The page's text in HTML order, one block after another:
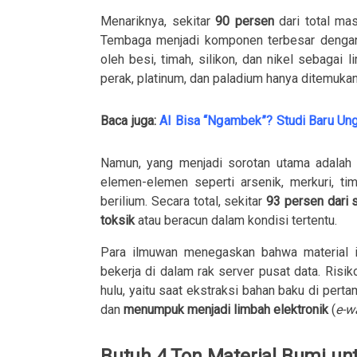
Menariknya, sekitar90 persendari total
Tembaga menjadi komponen terbesar
oleh besi, timah, silikon, dan nikel sebagai
perak, platinum, dan paladium hanya
Baca juga:AI Bisa “Ngambek”? Studi Baru
Namun, yang menjadi sorotan utama
elemen-elemen seperti arsenik, merkuri,
berilium. Secara total, sekitar 93 persen dari
toksikatau beracun dalam kondisi tertentu.
Para ilmuwan menegaskan bahwa
bekerja di dalam rak server pusat data.
hulu, yaitu saat ekstraksi bahan baku di
dan menumpuk menjadi limbah elektronik(e-